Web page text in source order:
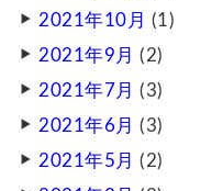
2021年10月 (1)
2021年9月 (2)
2021年7月 (3)
2021年6月 (3)
2021年5月 (2)